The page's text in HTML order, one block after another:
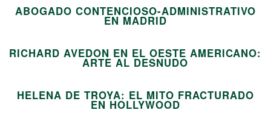
ABOGADO CONTENCIOSO-ADMINISTRATIVO
EN MADRID
RICHARD AVEDON EN EL OESTE AMERICANO:
ARTE AL DESNUDO
HELENA DE TROYA: EL MITO FRACTURADO
EN HOLLYWOOD